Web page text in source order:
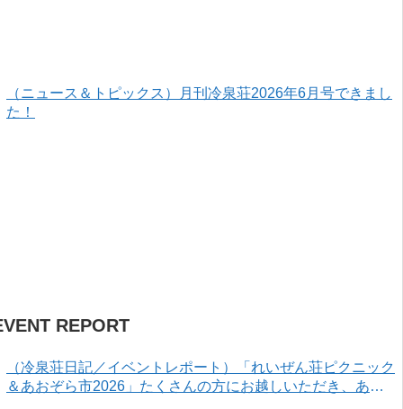
（ニュース＆トピックス）月刊冷泉荘2026年6月号できまし
た！
REPORT
（冷泉荘日記／イベントレポート）「れいぜん荘ピクニック
＆あおぞら市2026」たくさんの方にお越しいただき、あり